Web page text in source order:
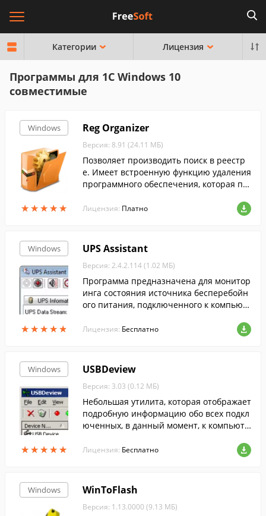
Категории Лицензия
Программы для 1C Windows 10
совместимые
Windows
★★★★★
★★★★★
Reg Organizer
Версия: 8.91 (24.11 МБ)
Позволяет производить поиск в реестр
е. Имеет встроенную функцию удаления
программного обеспечения, которая по
рограмм без остатков....
Лицензия: Платно
Windows
★★★★★
★★★★★
UPS Assistant
Версия: 2.4.2.114 (1.02 МБ)
Программа предназначена для монитор
инга состояния источника бесперебойн
ого питания, подключенного к компьют
ивающего протокол Megatec.
Лицензия: Бесплатно
Windows
★★★★★
★★★★★
USBDeview
Версия: 3.03 (0.12 МБ)
Небольшая утилита, которая отображает
подробную информацию обо всех подкл
юченных, в данный момент, к компьюте
Лицензия: Бесплатно
Windows WinToFlash
Версия: 1.13.0000 (9.13 МБ)